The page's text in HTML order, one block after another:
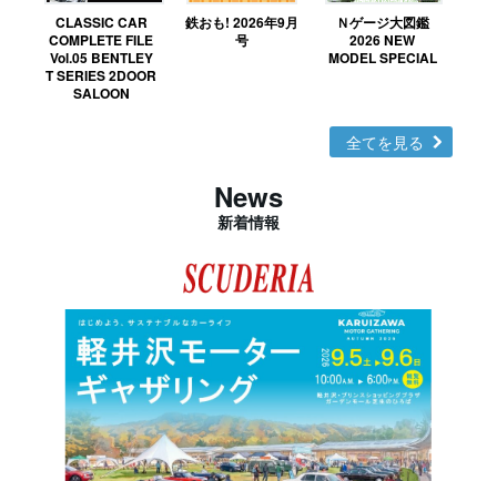
CLASSIC CAR
COMPLETE FILE
Vol.05 BENTLEY
T SERIES 2DOOR
SALOON
鉄おも! 2026年9月
号
Ｎゲージ大図鑑
2026 NEW
MODEL SPECIAL
全てを見る
News
新着情報